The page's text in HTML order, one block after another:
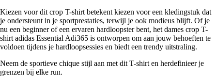
Kiezen voor dit crop T-shirt betekent kiezen voor een kledingstuk dat
je ondersteunt in je sportprestaties, terwijl je ook modieus blijft. Of je
nu een beginner of een ervaren hardloopster bent, het dames crop T-
shirt adidas Essential Adi365 is ontworpen om aan jouw behoeften te
voldoen tijdens je hardloopsessies en biedt een trendy uitstraling.
Neem de sportieve chique stijl aan met dit T-shirt en herdefinieer je
grenzen bij elke run.